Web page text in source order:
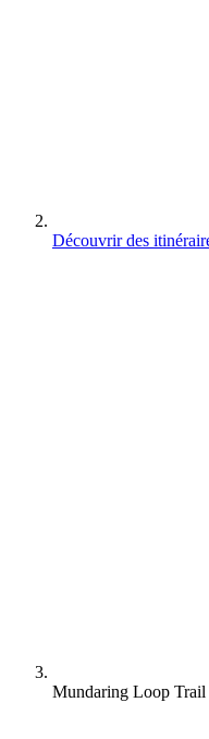
Découvrir des
Mundaring Loop Trail